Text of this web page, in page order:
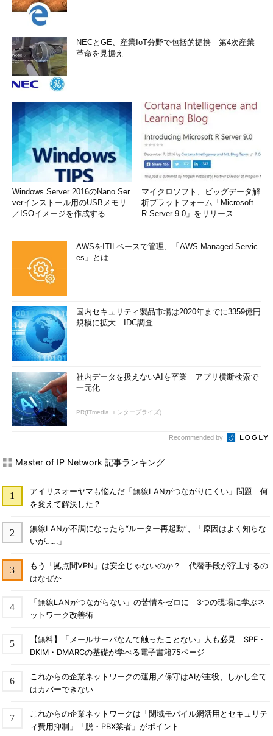
NECとGE、産業IoT分野で包括的提携 第4次産業
革命を見据え
Windows Server 2016のNano Ser
verインストール用のUSBメモリ
／ISOイメージを作成する
マイクロソフト、ビッグデータ解
析プラットフォーム「Microsoft
R Server 9.0」をリリース
AWSをITILベースで管理、「AWS Managed Servic
es」とは
国内セキュリティ製品市場は2020年までに3359億円
規模に拡大 IDC調査
社内データを扱えないAIを卒業 アプリ横断検索で
一元化
PR(ITmedia エンタープライズ)
Recommended by
Master of IP Network 記事ランキング
アイリスオーヤマも悩んだ「無線LANがつながりにくい」問題 何
を変えて解決した？
無線LANが不調になったら“ルーター再起動”、「原因はよく知らな
いが……」
もう「拠点間VPN」は安全じゃないのか？ 代替手段が浮上するの
はなぜか
「無線LANがつながらない」の苦情をゼロに 3つの現場に学ぶネ
ットワーク改善術
【無料】「メールサーバなんて触ったことない」人も必見 SPF・
DKIM・DMARCの基礎が学べる電子書籍75ページ
これからの企業ネットワークの運用／保守はAIが主役、しかし全て
はカバーできない
これからの企業ネットワークは「閉域モバイル網活用とセキュリテ
ィ費用抑制」「脱・PBX業者」がポイント